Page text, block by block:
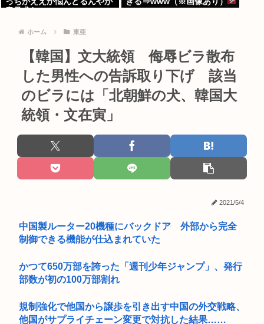
ホーム 東亜
【韓国】文大統領 侮辱ビラ散布
した男性への告訴取り下げ 該当
のビラには「北朝鮮の犬、韓国大
統領・文在寅」
2021/5/4
中国製ルーター20機種にバックドア 外部から完全
制御できる機能が仕込まれていた
かつて650万部を誇った「週刊少年ジャンプ」、発行
部数が初の100万部割れ
規制強化で他国から譲歩を引き出す中国の外交戦略、
他国がサプライチェーン変更で対抗した結果……